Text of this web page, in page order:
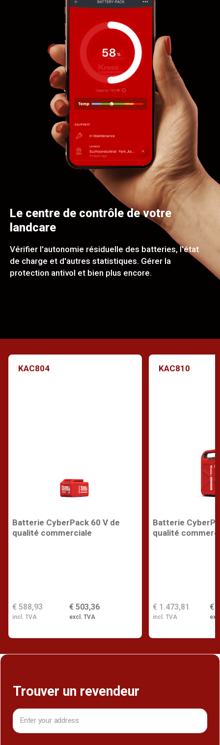
Le centre de contrôle de votre
landcare
Vérifier l'autonomie résiduelle des batteries, l'état
de charge et d'autres statistiques. Gérer la
protection antivol et bien plus encore.
KAC804
Batterie CyberPack 60 V de
qualité commerciale
€ 503,36
excl. TVA
€ 588,93
incl. TVA
KAC810
Batterie
qualité
€
€ 1.473,81
incl. TVA
Trouver un revendeur